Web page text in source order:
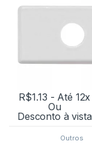
R$1.13 - Até 12x
Ou
Desconto à vista
Outros